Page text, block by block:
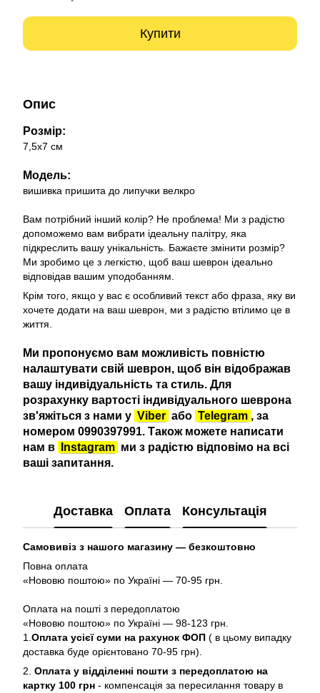
Купити
Опис
Розмір:
7,5х7 см
Модель:
вишивка пришита до липучки велкро
Вам потрібний інший колір? Не проблема! Ми з радістю
допоможемо вам вибрати ідеальну палітру, яка
підкреслить вашу унікальність. Бажаєте змінити розмір?
Ми зробимо це з легкістю, щоб ваш шеврон ідеально
відповідав вашим уподобанням.
Крім того, якщо у вас є особливий текст або фраза, яку ви
хочете додати на ваш шеврон, ми з радістю втілимо це в
життя.
Ми пропонуємо вам можливість повністю
налаштувати свій шеврон, щоб він відображав
вашу індивідуальність та стиль. Для
розрахунку вартості індивідуального шеврона
зв'яжіться з нами у Viber або Telegram , за
номером 0990397991. Також можете написати
нам в
Instagram ми з радістю відповімо на всі
ваші запитання.
Доставка Оплата Консультація
Самовивіз з нашого магазину — безкоштовно
Повна оплата
«Нововю поштою» по Україні — 70-95 грн.
Оплата на пошті з передоплатою
«Нововю поштою» по Україні — 98-123 грн.
1. Оплата усієї суми на рахунок ФОП ( в цьому випадку
доставка буде орієнтовано 70-95 грн).
2. Оплата у відділенні пошти з передоплатою на
картку 100 грн - компенсація за пересилання товару в